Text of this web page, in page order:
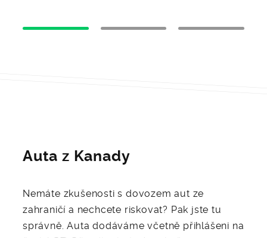
Auta z Kanady
Nemáte zkušenosti s dovozem aut ze
zahraničí a nechcete riskovat? Pak jste tu
správně. Auta dodáváme včetně přihlášeni na